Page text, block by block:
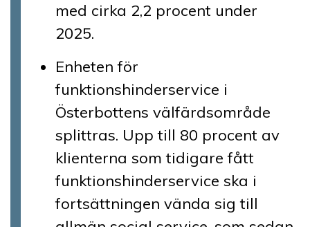
med cirka 2,2 procent under
2025.
Enheten för
funktionshinderservice i
Österbottens välfärdsområde
splittras. Upp till 80 procent av
klienterna som tidigare fått
funktionshinderservice ska i
fortsättningen vända sig till